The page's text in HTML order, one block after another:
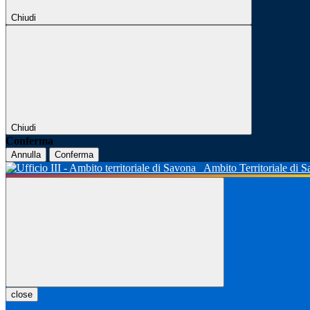
Chiudi
Chiudi
Conferma
Annulla Conferma
Ambito Territoriale di
close